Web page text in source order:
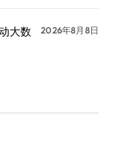
大数
2026年8月8日